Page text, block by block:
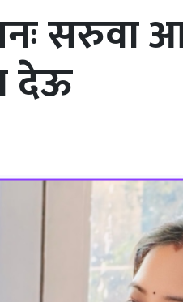
सरुवा
देऊ